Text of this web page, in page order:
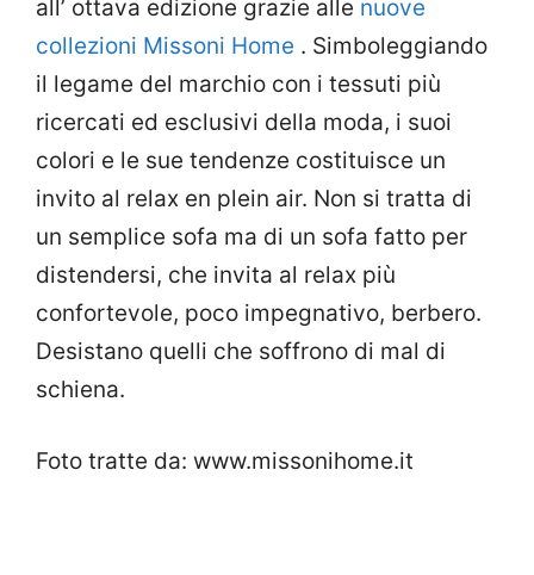
all’ ottava edizione grazie alle nuove
collezioni Missoni Home . Simboleggiando
il legame del marchio con i tessuti più
ricercati ed esclusivi della moda, i suoi
colori e le sue tendenze costituisce un
invito al relax en plein air. Non si tratta di
un semplice sofa ma di un sofa fatto per
distendersi, che invita al relax più
confortevole, poco impegnativo, berbero.
Desistano quelli che soffrono di mal di
schiena.
Foto tratte da: www.missonihome.it